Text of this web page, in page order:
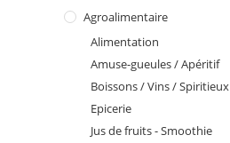
Agroalimentaire
Alimentation
Amuse-gueules / Apéritif
Boissons / Vins / Spiritieux
Epicerie
Jus de fruits - Smoothie